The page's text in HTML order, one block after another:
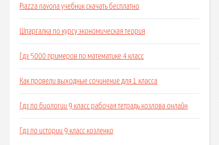
Piazza navona учебник скачать бесплатно
Шпаргалка по курсу экономическая теория
Гдз 5000 примеров по математике 4 класс
Как провели выходные сочинение для 1 класса
Гдз по биологии 9 класс рабочая тетрадь козлова онлайн
Гдз по истории 9 класс козленко